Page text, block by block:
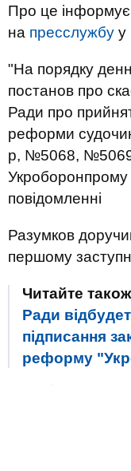
Про це інформує
на пресслужбу у
"На порядку
постанов про
Ради про
реформи
р, №5068,
повідомленні
Разумков
першому
Читайте
Ради
підписання
реформу